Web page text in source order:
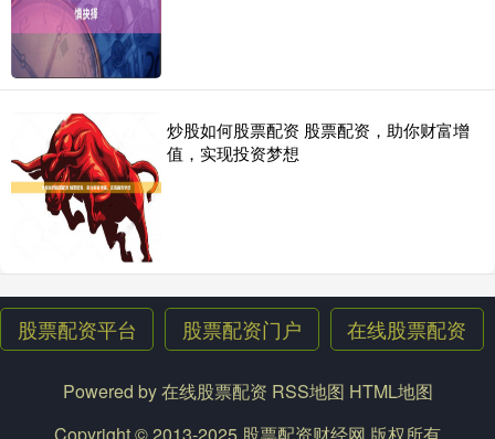
问：据悉国内股票配资，中国在世贸组织就加拿大电动汽车、钢铝制
品征税措施提起诉讼。能否请您介绍具体情况？ 答：9月6日，中
证券配资在线平台 正丹股份：拟在马来西亚投资不超8000万美元建设
股票配资平台
2024-09-08
南方财经9月6日电证券配资在线平台，正丹股份公告，拟与持股5%以
上股东华杏投资（镇江）有限公司（以下简称“华杏投资”）共
炒股如何股票配资 股票配资，助你财富增
值，实现投资梦想
股票配资平台 股票配资门户 在线股票配资
Powered by在线股票配资 RSS地图 HTML地图
Copyright© 2013-2025 股票配资财经网 版权所有